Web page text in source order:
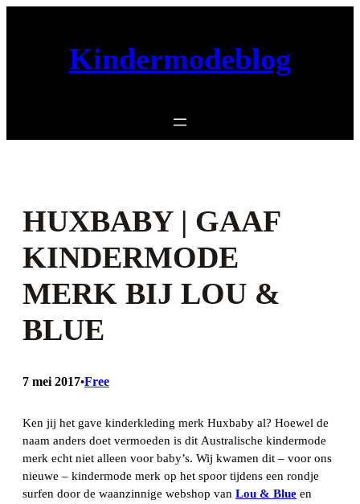
Kindermodeblog
HUXBABY | GAAF
KINDERMODE
MERK BIJ LOU &
BLUE
7 mei 2017•Free
Ken jij het gave kinderkleding merk Huxbaby al? Hoewel de
naam anders doet vermoeden is dit Australische kindermode
merk echt niet alleen voor baby’s. Wij kwamen dit – voor ons
nieuwe – kindermode merk op het spoor tijdens een rondje
surfen door de waanzinnige webshop van Lou & Blue en